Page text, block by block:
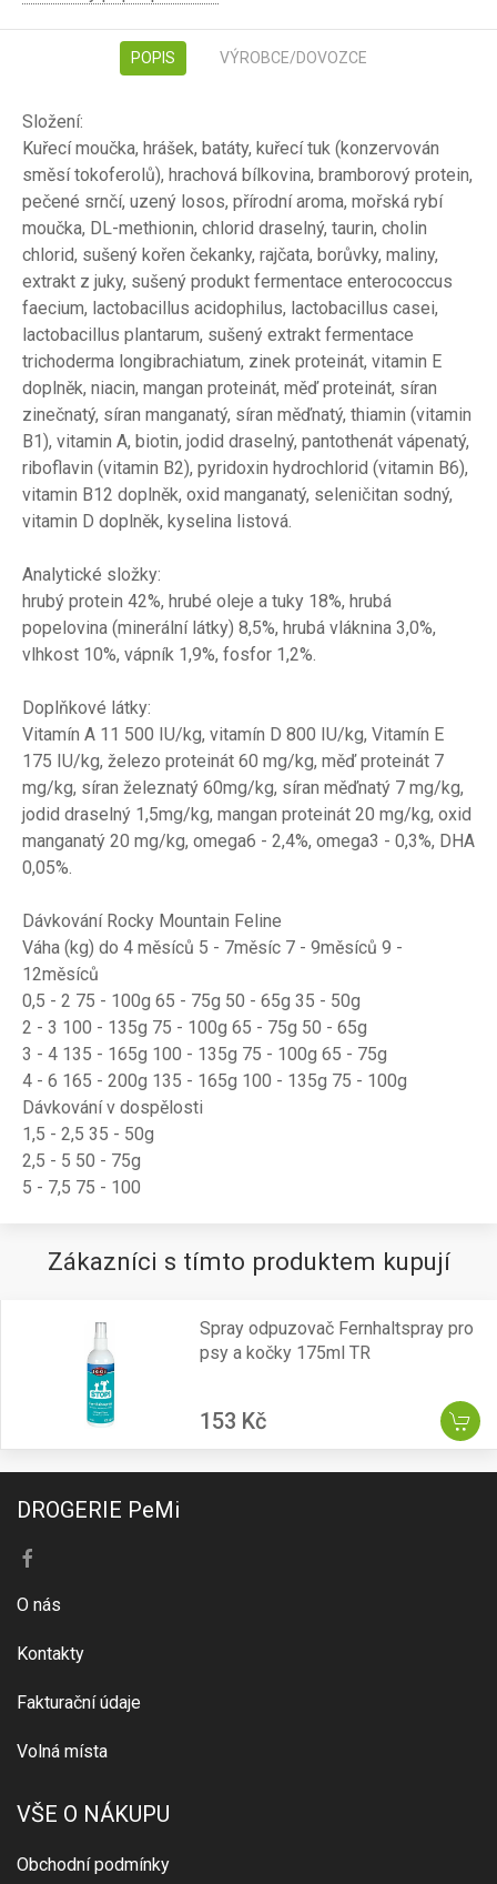
POPIS VÝROBCE/DOVOZCE
Složení:
Kuřecí moučka, hrášek, batáty, kuřecí tuk (konzervován
směsí tokoferolů), hrachová bílkovina, bramborový protein,
pečené srnčí, uzený losos, přírodní aroma, mořská rybí
moučka, DL-methionin, chlorid draselný, taurin, cholin
chlorid, sušený kořen čekanky, rajčata, borůvky, maliny,
extrakt z juky, sušený produkt fermentace enterococcus
faecium, lactobacillus acidophilus, lactobacillus casei,
lactobacillus plantarum, sušený extrakt fermentace
trichoderma longibrachiatum, zinek proteinát, vitamin E
doplněk, niacin, mangan proteinát, měď proteinát, síran
zinečnatý, síran manganatý, síran měďnatý, thiamin (vitamin
B1), vitamin A, biotin, jodid draselný, pantothenát vápenatý,
riboflavin (vitamin B2), pyridoxin hydrochlorid (vitamin B6),
vitamin B12 doplněk, oxid manganatý, seleničitan sodný,
vitamin D doplněk, kyselina listová.
Analytické složky:
hrubý protein 42%, hrubé oleje a tuky 18%, hrubá
popelovina (minerální látky) 8,5%, hrubá vláknina 3,0%,
vlhkost 10%, vápník 1,9%, fosfor 1,2%.
Doplňkové látky:
Vitamín A 11 500 IU/kg, vitamín D 800 IU/kg, Vitamín E
175 IU/kg, železo proteinát 60 mg/kg, měď proteinát 7
mg/kg, síran železnatý 60mg/kg, síran měďnatý 7 mg/kg,
jodid draselný 1,5mg/kg, mangan proteinát 20 mg/kg, oxid
manganatý 20 mg/kg, omega6 - 2,4%, omega3 - 0,3%, DHA
0,05%.
Dávkování Rocky Mountain Feline
Váha (kg) do 4 měsíců 5 - 7měsíc 7 - 9měsíců 9 -
12měsíců
0,5 - 2 75 - 100g 65 - 75g 50 - 65g 35 - 50g
2 - 3 100 - 135g 75 - 100g 65 - 75g 50 - 65g
3 - 4 135 - 165g 100 - 135g 75 - 100g 65 - 75g
4 - 6 165 - 200g 135 - 165g 100 - 135g 75 - 100g
Dávkování v dospělosti
1,5 - 2,5 35 - 50g
2,5 - 5 50 - 75g
5 - 7,5 75 - 100
Zákazníci s tímto produktem kupují
Spray odpuzovač Fernhaltspray pro
psy a kočky 175ml TR
153 Kč
DROGERIE PeMi
O nás
Kontakty
Fakturační údaje
Volná místa
VŠE O NÁKUPU
Obchodní podmínky